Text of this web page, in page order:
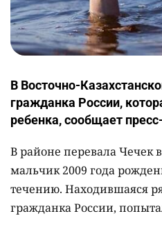
В Восточно-
гражданка России,
ребенка, сообщает
В районе перевала Чечек
мальчик 2009 года
течению. Находившаяся
гражданка России,